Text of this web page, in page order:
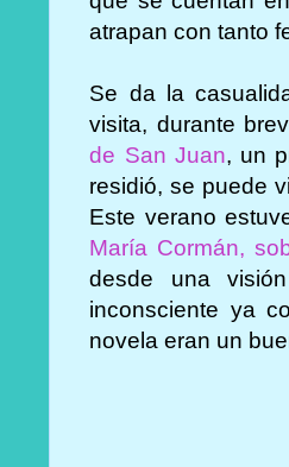
atrapan con tanto
Se da la
visita, durante
de San Juan, un
residió, se puede
Este verano
María Cormán,
desde una
inconsciente ya
novela eran un